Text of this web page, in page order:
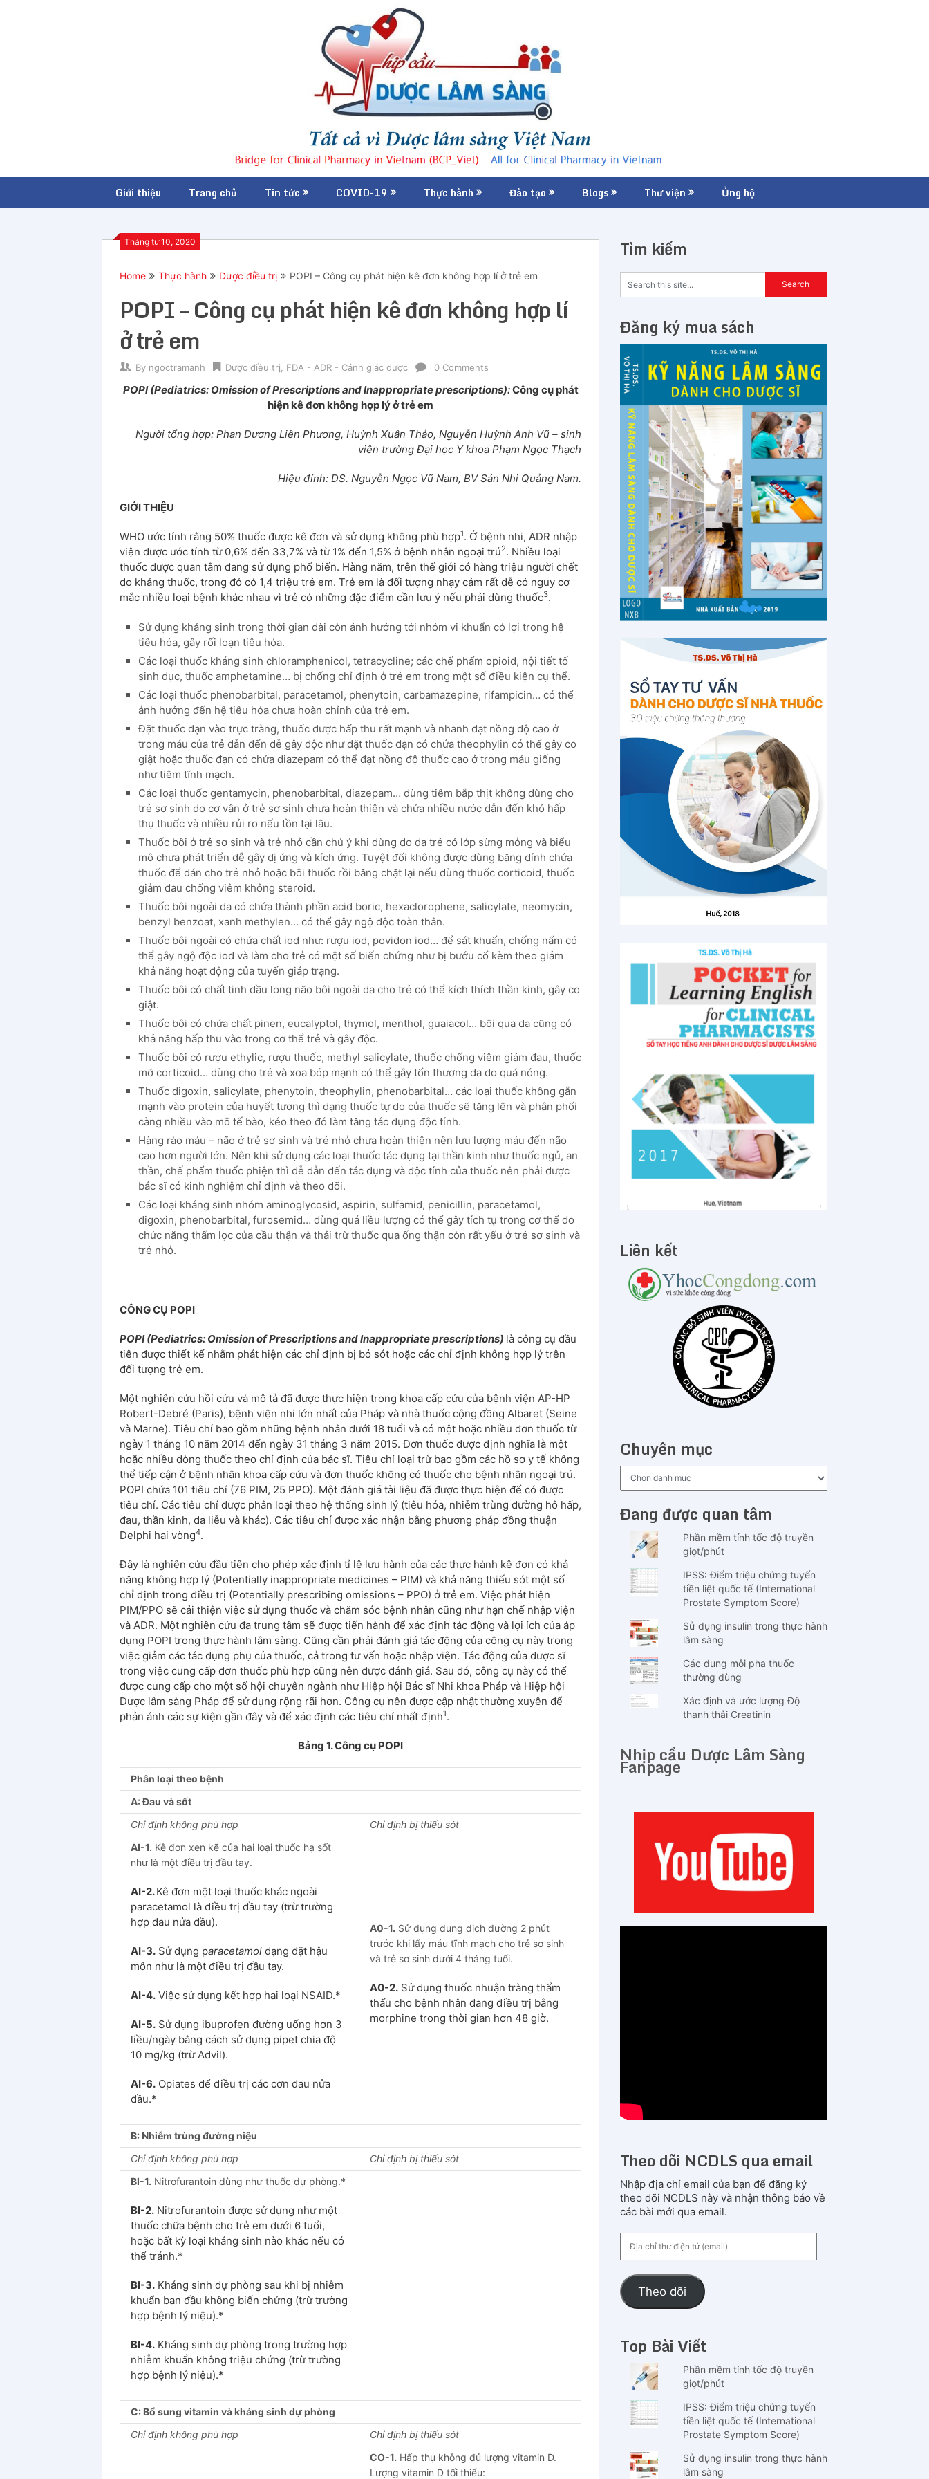
Giới thiệu Trang chủ Tin tức COVID-19 Thực hành Đào tạo Blogs Thư viện Ủng hộ
Tháng tư 10, 2020
Home Thực hành Dược điều trị POPI – Công cụ phát hiện kê đơn không hợp lí ở trẻ em
POPI – Công cụ phát hiện kê đơn không hợp lí
ở trẻ em
By ngoctramanh Dược điều trị FDA - ADR - Cảnh giác dược 0 Comments
POPI (Pediatrics: Omission of Prescriptions and Inappropriate prescriptions):Công cụ phát
hiện kê đơn không hợp lý ở trẻ em
Người tổng hợp: Phan Dương Liên Phương, Huỳnh Xuân Thảo, Nguyễn Huỳnh Anh Vũ – sinh
viên trường Đại học Y khoa Phạm Ngọc Thạch
Hiệu đính: DS. Nguyễn Ngọc Vũ Nam, BV Sản Nhi Quảng Nam.
GIỚI THIỆU
WHO ước tính rằng 50% thuốc được kê đơn và sử dụng không phù hợp1. Ở bệnh nhi, ADR nhập
viện được ước tính từ 0,6% đến 33,7% và từ 1% đến 1,5% ở bệnh nhân ngoại trú2. Nhiều loại
thuốc được quan tâm đang sử dụng phổ biến. Hàng năm, trên thế giới có hàng triệu người chết
do kháng thuốc, trong đó có 1,4 triệu trẻ em. Trẻ em là đối tượng nhạy cảm rất dễ có nguy cơ
mắc nhiều loại bệnh khác nhau vì trẻ có những đặc điểm cần lưu ý nếu phải dùng thuốc3.
Sử dụng kháng sinh trong thời gian dài còn ảnh hưởng tới nhóm vi khuẩn có lợi trong hệ
tiêu hóa, gây rối loạn tiêu hóa.
Các loại thuốc kháng sinh chloramphenicol, tetracycline; các chế phẩm opioid, nội tiết tố
sinh dục, thuốc amphetamine… bị chống chỉ định ở trẻ em trong một số điều kiện cụ thể.
Các loại thuốc phenobarbital, paracetamol, phenytoin, carbamazepine, rifampicin… có thể
ảnh hưởng đến hệ tiêu hóa chưa hoàn chỉnh của trẻ em.
Đặt thuốc đạn vào trực tràng, thuốc được hấp thu rất mạnh và nhanh đạt nồng độ cao ở
trong máu của trẻ dẫn đến dễ gây độc như đặt thuốc đạn có chứa theophylin có thể gây co
giật hoặc thuốc đạn có chứa diazepam có thể đạt nồng độ thuốc cao ở trong máu giống
như tiêm tĩnh mạch.
Các loại thuốc gentamycin, phenobarbital, diazepam… dùng tiêm bắp thịt không dùng cho
trẻ sơ sinh do cơ vân ở trẻ sơ sinh chưa hoàn thiện và chứa nhiều nước dẫn đến khó hấp
thụ thuốc và nhiều rủi ro nếu tồn tại lâu.
Thuốc bôi ở trẻ sơ sinh và trẻ nhỏ cần chú ý khi dùng do da trẻ có lớp sừng mỏng và biểu
mô chưa phát triển dễ gây dị ứng và kích ứng. Tuyệt đối không được dùng băng dính chứa
thuốc để dán cho trẻ nhỏ hoặc bôi thuốc rồi băng chặt lại nếu dùng thuốc corticoid, thuốc
giảm đau chống viêm không steroid.
Thuốc bôi ngoài da có chứa thành phần acid boric, hexaclorophene, salicylate, neomycin,
benzyl benzoat, xanh methylen… có thể gây ngộ độc toàn thân.
Thuốc bôi ngoài có chứa chất iod như: rượu iod, povidon iod… để sát khuẩn, chống nấm có
thể gây ngộ độc iod và làm cho trẻ có một số biến chứng như bị bướu cổ kèm theo giảm
khả năng hoạt động của tuyến giáp trạng.
Thuốc bôi có chất tinh dầu long não bôi ngoài da cho trẻ có thể kích thích thần kinh, gây co
giật.
Thuốc bôi có chứa chất pinen, eucalyptol, thymol, menthol, guaiacol… bôi qua da cũng có
khả năng hấp thu vào trong cơ thể trẻ và gây độc.
Thuốc bôi có rượu ethylic, rượu thuốc, methyl salicylate, thuốc chống viêm giảm đau, thuốc
mỡ corticoid… dùng cho trẻ và xoa bóp mạnh có thể gây tổn thương da do quá nóng.
Thuốc digoxin, salicylate, phenytoin, theophylin, phenobarbital… các loại thuốc không gắn
mạnh vào protein của huyết tương thì dạng thuốc tự do của thuốc sẽ tăng lên và phân phối
càng nhiều vào mô tế bào, kéo theo đó làm tăng tác dụng độc tính.
Hàng rào máu – não ở trẻ sơ sinh và trẻ nhỏ chưa hoàn thiện nên lưu lượng máu đến não
cao hơn người lớn. Nên khi sử dụng các loại thuốc tác dụng tại thần kinh như thuốc ngủ, an
thần, chế phẩm thuốc phiện thì dễ dẫn đến tác dụng và độc tính của thuốc nên phải được
bác sĩ có kinh nghiệm chỉ định và theo dõi.
Các loại kháng sinh nhóm aminoglycosid, aspirin, sulfamid, penicillin, paracetamol,
digoxin, phenobarbital, furosemid… dùng quá liều lượng có thể gây tích tụ trong cơ thể do
chức năng thấm lọc của cầu thận và thải trừ thuốc qua ống thận còn rất yếu ở trẻ sơ sinh và
trẻ nhỏ.
CÔNG CỤ POPI
POPI (Pediatrics: Omission of Prescriptions and Inappropriate prescriptions) là công cụ đầu
tiên được thiết kế nhằm phát hiện các chỉ định bị bỏ sót hoặc các chỉ định không hợp lý trên
đối tượng trẻ em.
Một nghiên cứu hồi cứu và mô tả đã được thực hiện trong khoa cấp cứu của bệnh viện AP-HP
Robert-Debré (Paris), bệnh viện nhi lớn nhất của Pháp và nhà thuốc cộng đồng Albaret (Seine
và Marne). Tiêu chí bao gồm những bệnh nhân dưới 18 tuổi và có một hoặc nhiều đơn thuốc từ
ngày 1 tháng 10 năm 2014 đến ngày 31 tháng 3 năm 2015. Đơn thuốc được định nghĩa là một
hoặc nhiều dòng thuốc theo chỉ định của bác sĩ. Tiêu chí loại trừ bao gồm các hồ sơ y tế không
thể tiếp cận ở bệnh nhân khoa cấp cứu và đơn thuốc không có thuốc cho bệnh nhân ngoại trú.
POPI chứa 101 tiêu chí (76 PIM, 25 PPO). Một đánh giá tài liệu đã được thực hiện để có được
tiêu chí. Các tiêu chí được phân loại theo hệ thống sinh lý (tiêu hóa, nhiễm trùng đường hô hấp,
đau, thần kinh, da liễu và khác). Các tiêu chí được xác nhận bằng phương pháp đồng thuận
Delphi hai vòng4.
Đây là nghiên cứu đầu tiên cho phép xác định tỉ lệ lưu hành của các thực hành kê đơn có khả
năng không hợp lý (Potentially inappropriate medicines – PIM) và khả năng thiếu sót một số
chỉ định trong điều trị (Potentially prescribing omissions – PPO) ở trẻ em. Việc phát hiện
PIM/PPO sẽ cải thiện việc sử dụng thuốc và chăm sóc bệnh nhân cũng như hạn chế nhập viện
và ADR. Một nghiên cứu đa trung tâm sẽ được tiến hành để xác định tác động và lợi ích của áp
dụng POPI trong thực hành lâm sàng. Cũng cần phải đánh giá tác động của công cụ này trong
việc giảm các tác dụng phụ của thuốc, cả trong tư vấn hoặc nhập viện. Tác động của dược sĩ
trong việc cung cấp đơn thuốc phù hợp cũng nên được đánh giá. Sau đó, công cụ này có thể
được cung cấp cho một số hội chuyên ngành như Hiệp hội Bác sĩ Nhi khoa Pháp và Hiệp hội
Dược lâm sàng Pháp để sử dụng rộng rãi hơn. Công cụ nên được cập nhật thường xuyên để
phản ánh các sự kiện gần đây và để xác định các tiêu chí nhất định1.
Bảng 1. Công cụ POPI
Phân loại theo bệnh
A: Đau và sốt
Chỉ định không phù hợp
Chỉ định bị thiếu sót
AI-1. Kê đơn xen kẽ của hai loại thuốc hạ sốt
như là một điều trị đầu tay.
AI-2.Kê đơn một loại thuốc khác ngoài
paracetamol là điều trị đầu tay (trừ trường
hợp đau nửa đầu).
AI-3. Sử dụng paracetamol dạng đặt hậu
môn như là một điều trị đầu tay.
AI-4. Việc sử dụng kết hợp hai loại NSAID.*
AI-5. Sử dụng ibuprofen đường uống hơn 3
liều/ngày bằng cách sử dụng pipet chia độ
10 mg/kg (trừ Advil).
AI-6. Opiates để điều trị các cơn đau nửa
đầu.*
A0-1. Sử dụng dung dịch đường 2 phút
trước khi lấy máu tĩnh mạch cho trẻ sơ sinh
và trẻ sơ sinh dưới 4 tháng tuổi.
A0-2. Sử dụng thuốc nhuận tràng thẩm
thấu cho bệnh nhân đang điều trị bằng
morphine trong thời gian hơn 48 giờ.
B: Nhiễm trùng đường niệu
Chỉ định không phù hợp
Chỉ định bị thiếu sót
BI-1. Nitrofurantoin dùng như thuốc dự phòng.*
BI-2. Nitrofurantoin được sử dụng như một
thuốc chữa bệnh cho trẻ em dưới 6 tuổi,
hoặc bất kỳ loại kháng sinh nào khác nếu có
thể tránh.*
BI-3. Kháng sinh dự phòng sau khi bị nhiễm
khuẩn ban đầu không biến chứng (trừ trường
hợp bệnh lý niệu).*
BI-4. Kháng sinh dự phòng trong trường hợp
nhiễm khuẩn không triệu chứng (trừ trường
hợp bệnh lý niệu).*
C: Bổ sung vitamin và kháng sinh dự phòng
Chỉ định không phù hợp
Chỉ định bị thiếu sót
CO-1. Hấp thụ không đủ lượng vitamin D.
Lượng vitamin D tối thiểu:
Tìm kiếm
Đăng ký mua sách
Liên kết
Chuyên mục
Đang được quan tâm
Phần mềm tính tốc độ truyền
giọt/phút
IPSS: Điểm triệu chứng tuyến
tiền liệt quốc tế (International
Prostate Symptom Score)
Sử dụng insulin trong thực hành
lâm sàng
Các dung môi pha thuốc
thường dùng
Xác định và ước lượng Độ
thanh thải Creatinin
Nhịp cầu Dược Lâm Sàng
Fanpage
Theo dõi NCDLS qua email
Nhập địa chỉ email của bạn để đăng ký
theo dõi NCDLS này và nhận thông báo về
các bài mới qua email.
chỉ
điện
tử
(email)
Theo dõi
Top Bài Viết
Phần mềm tính tốc độ truyền
giọt/phút
IPSS: Điểm triệu chứng tuyến
tiền liệt quốc tế (International
Prostate Symptom Score)
Sử dụng insulin trong thực hành
lâm sàng